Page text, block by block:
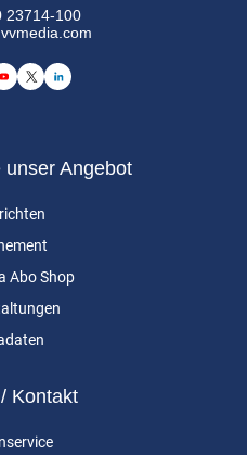
23714-100
unser Angebot
Abo Shop
Kontakt